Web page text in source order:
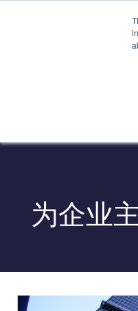
为企业